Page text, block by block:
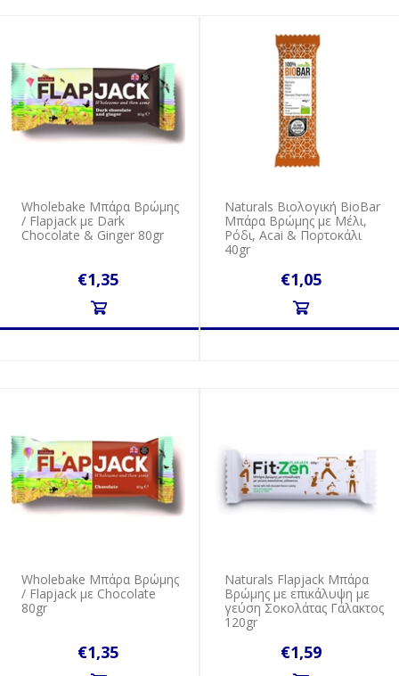
Wholebake Μπάρα Βρώμης
/ Flapjack με Dark
Chocolate & Ginger 80gr
€1,35
Naturals Βιολογική BioBar
Μπάρα Βρώμης με Μέλι,
Ρόδι, Αcai & Πορτοκάλι
40gr
€1,05
Wholebake Μπάρα Βρώμης
/ Flapjack με Chocolate
80gr
€1,35
Naturals Flapjack Μπάρα
Βρώμης με επικάλυψη με
γεύση Σοκολάτας Γάλακτος
120gr
€1,59